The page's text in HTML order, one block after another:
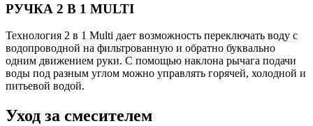
РУЧКА 2 В 1 MULTI
Технология 2 в 1 Multi дает возможность переключать воду с
водопроводной на фильтрованную и обратно буквально
одним движением руки. С помощью наклона рычага подачи
воды под разным углом можно управлять горячей, холодной и
питьевой водой.
Уход за смесителем